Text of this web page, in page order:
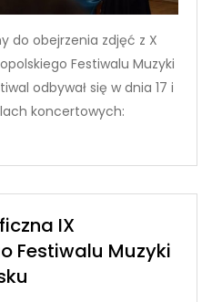
do obejrzenia zdjęć z X
Festiwalu Muzyki
odbywał się w dnia 17 i
koncertowych:
IX
Festiwalu Muzyki